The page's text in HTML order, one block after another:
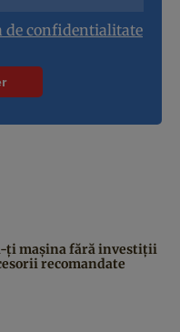
de confidentialitate
ți mașina fără investiții
recomandate